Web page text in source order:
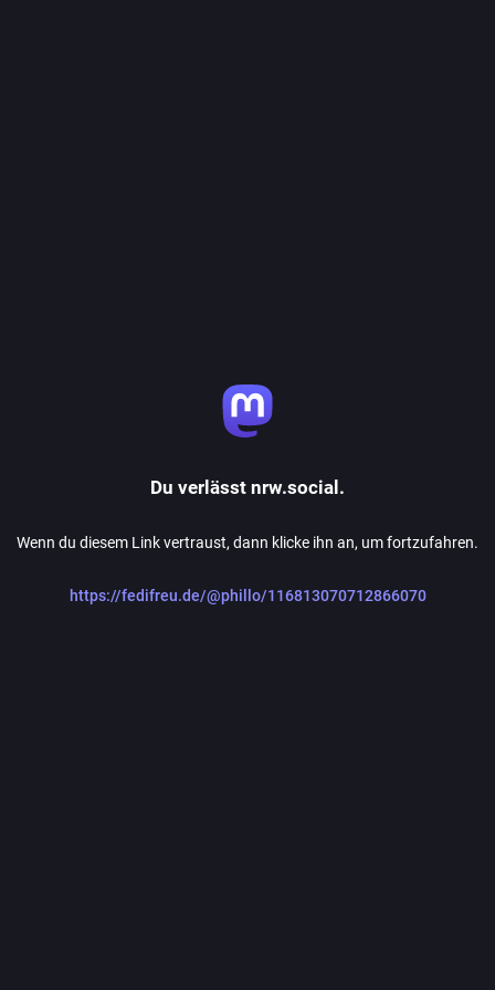
Du verlässt nrw.social.
Wenn du diesem Link vertraust, dann klicke ihn an, um fortzufahren.
https://fedifreu.de/@phillo/116813070712866070